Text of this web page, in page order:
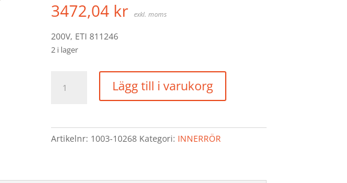
3472,04 kr exkl. moms
200V, ETI 811246
2 i lager
ALKO
Lägg till i varukorg
Artikelnr: 1003-10268 Kategori: INNERRÖR